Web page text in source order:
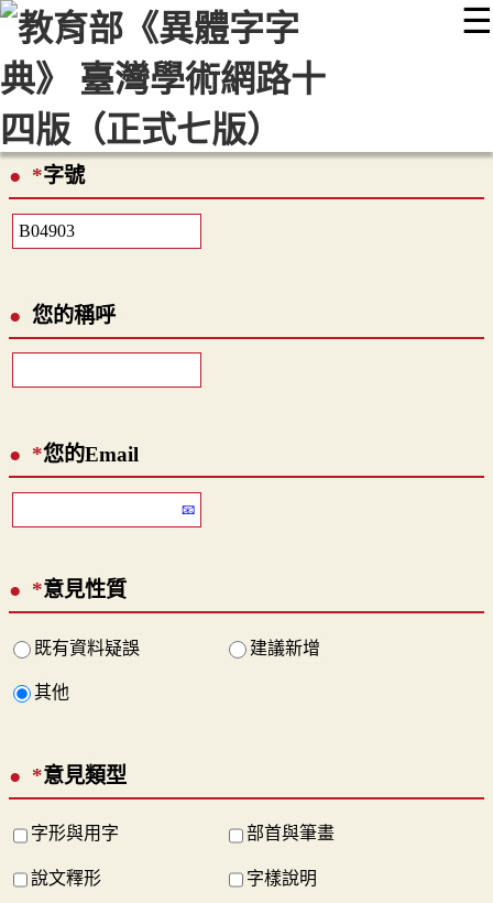
☰
::: 最新消息 常見問題 編輯說明
顯示模式
網站導覽
*字號
您的稱呼
*您的Email
*意見性質
既有資料疑誤 建議新增
其他
*意見類型
字形與用字 部首與筆畫
說文釋形 字樣說明